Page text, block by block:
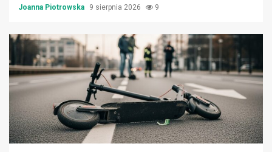
Joanna Piotrowska 9 sierpnia 2026 9